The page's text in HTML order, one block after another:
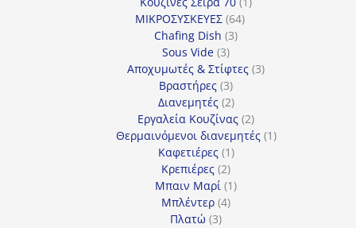
ΜΙΚΡΟΣΥΣΚΕΥΕΣ 6464
Chafing Dish 33
Sous Vide 33
προϊόντα
Αποχυμωτές & Στίφτες 33
Βραστήρες 33
προϊόντα
Διανεμητές 22
προϊόντα
Εργαλεία Κουζίνας 22
προϊόντα
Θερμαινόμενοι διανεμητές 11
Καφετιέρες 11
προϊόν
Κρεπιέρες 22
προϊόντα
Μπαιν Μαρί 11
Μπλέντερ 44
Πλατώ 33